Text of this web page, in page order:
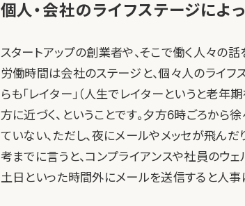
個人・会社のライフステージによ
スタートアップの創業者や、そこで働く人々の
労働時間は会社のステージと、個々人のライフ
らも「レイター」（人生でレイターというと老年
方に近づく、ということです。夕方6時ごろから
ていない、ただし、夜にメールやメッセが飛んだ
考までに言うと、コンプライアンスや社員のウ
土日といった時間外にメールを送信すると人事